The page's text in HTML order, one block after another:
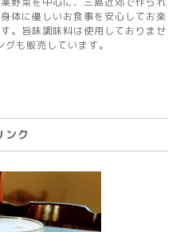
体に優しいお食事を安心してお楽
。旨味調味料は使用しておりませ
も販売しています。
ンク